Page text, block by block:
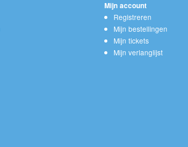
Mijn account
Registreren
Mijn bestellingen
Mijn tickets
Mijn verlanglijst